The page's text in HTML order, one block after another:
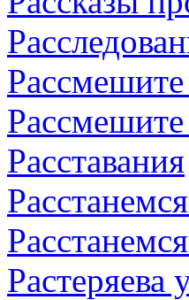
Расставания
Растеряева